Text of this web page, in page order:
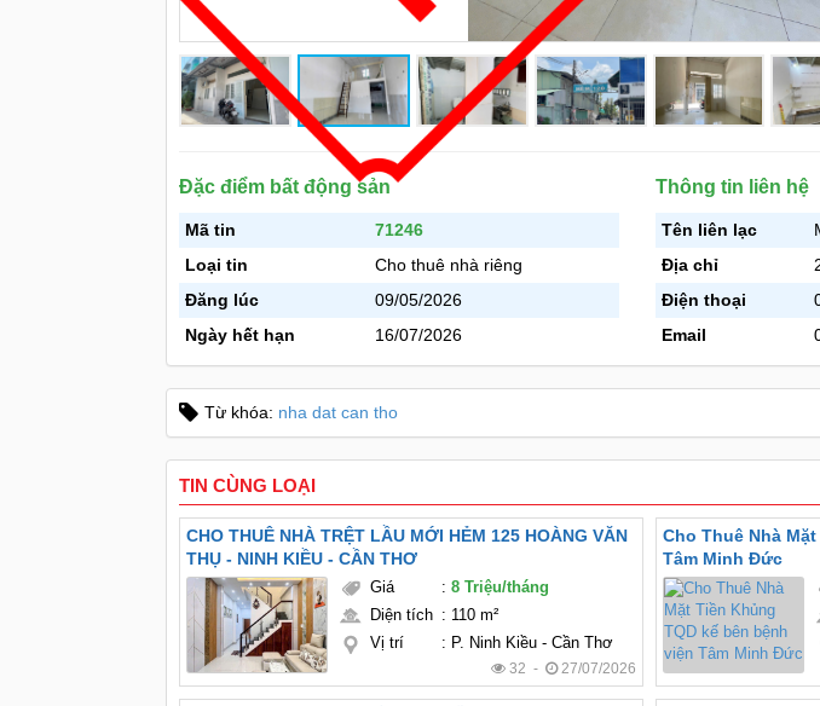
Đặc điểm bất động sản
Mã tin
71246
Loại tin
Cho thuê nhà riêng
Đăng lúc
09/05/2026
Ngày hết hạn
16/07/2026
Thông tin liên hệ
Tên liên lạc
Địa chỉ
Điện thoại
Email
Từ khóa: nha dat can tho
TIN CÙNG LOẠI
CHO THUÊ NHÀ TRỆT LẦU MỚI HẺM 125 HOÀNG VĂN
THỤ - NINH KIỀU - CẦN THƠ
Giá :8 Triệu/tháng
Diện tích : 110 m²
Vị trí
: P. Ninh Kiều - Cần Thơ
32 - 27/07/2026
Cho Thuê Nhà
Tâm Minh Đức